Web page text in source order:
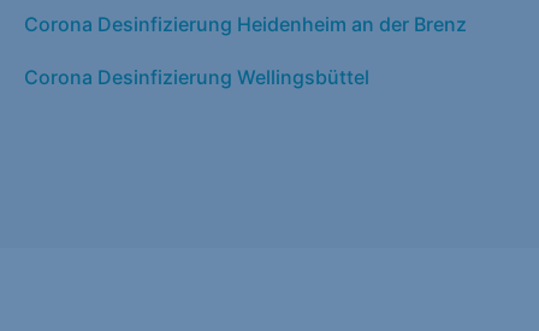
Corona Desinfizierung Heidenheim an der Brenz
Corona Desinfizierung Wellingsbüttel